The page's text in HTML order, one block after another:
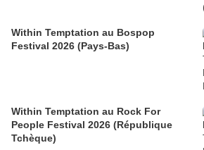
Within Temptation au Bospop
Festival 2026 (Pays-Bas)
Within Temptation au Rock For
People Festival 2026 (République
Tchèque)